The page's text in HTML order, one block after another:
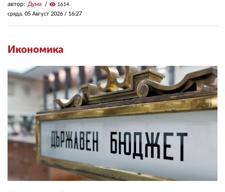
автор: Дума visibility 1614
сряда, 05 Август 2026 / 16:27
Икономика